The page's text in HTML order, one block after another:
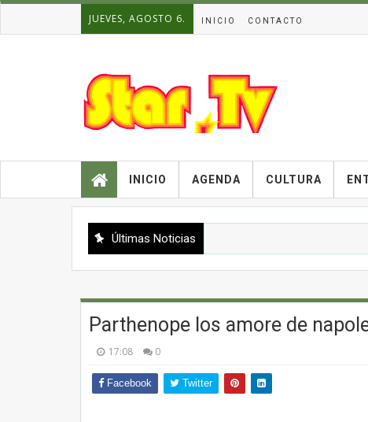
JUEVES, AGOSTO 6. INICIO CONTACTO
INICIO AGENDA CULTURA
Últimas Noticias
Parthenope los amore de
17:08 0
Facebook Twitter